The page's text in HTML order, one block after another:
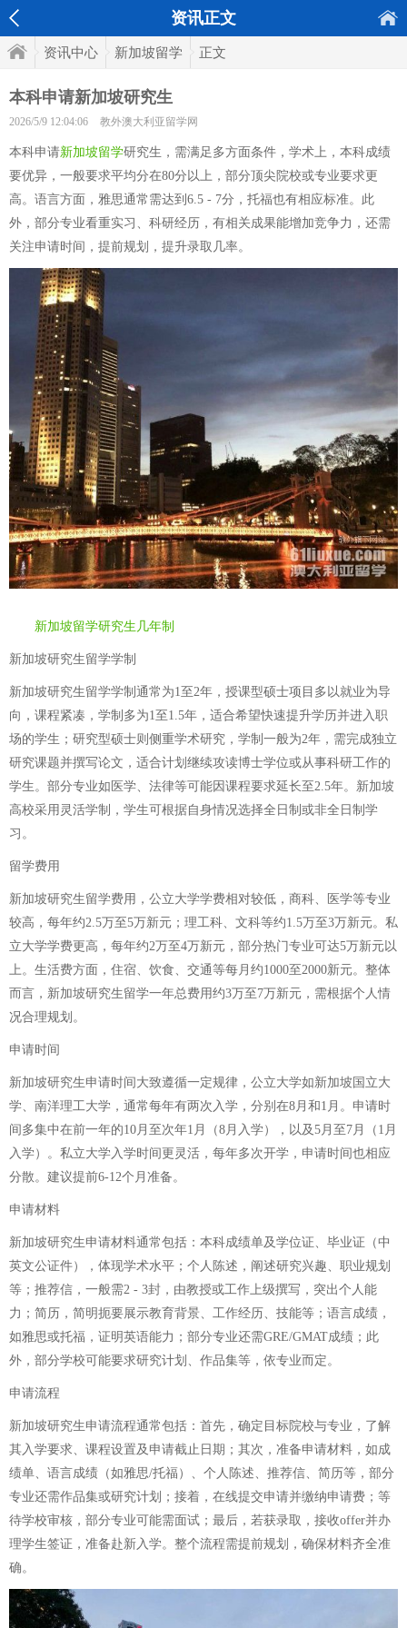
资讯正文
资讯中心 新加坡留学 正文
本科申请新加坡研究生
2026/5/9 12:04:06 教外澳大利亚留学网
本科申请新加坡留学研究生，需满足多方面条件，学术上，本科成绩
要优异，一般要求平均分在80分以上，部分顶尖院校或专业要求更
高。语言方面，雅思通常需达到6.5 - 7分，托福也有相应标准。此
外，部分专业看重实习、科研经历，有相关成果能增加竞争力，还需
关注申请时间，提前规划，提升录取几率。
新加坡留学研究生几年制
新加坡研究生留学学制
新加坡研究生留学学制通常为1至2年，授课型硕士项目多以就业为导
向，课程紧凑，学制多为1至1.5年，适合希望快速提升学历并进入职
场的学生；研究型硕士则侧重学术研究，学制一般为2年，需完成独立
研究课题并撰写论文，适合计划继续攻读博士学位或从事科研工作的
学生。部分专业如医学、法律等可能因课程要求延长至2.5年。新加坡
高校采用灵活学制，学生可根据自身情况选择全日制或非全日制学
习。
留学费用
新加坡研究生留学费用，公立大学学费相对较低，商科、医学等专业
较高，每年约2.5万至5万新元；理工科、文科等约1.5万至3万新元。私
立大学学费更高，每年约2万至4万新元，部分热门专业可达5万新元以
上。生活费方面，住宿、饮食、交通等每月约1000至2000新元。整体
而言，新加坡研究生留学一年总费用约3万至7万新元，需根据个人情
况合理规划。
申请时间
新加坡研究生申请时间大致遵循一定规律，公立大学如新加坡国立大
学、南洋理工大学，通常每年有两次入学，分别在8月和1月。申请时
间多集中在前一年的10月至次年1月（8月入学），以及5月至7月（1月
入学）。私立大学入学时间更灵活，每年多次开学，申请时间也相应
分散。建议提前6-12个月准备。
申请材料
新加坡研究生申请材料通常包括：本科成绩单及学位证、毕业证（中
英文公证件），体现学术水平；个人陈述，阐述研究兴趣、职业规划
等；推荐信，一般需2 - 3封，由教授或工作上级撰写，突出个人能
力；简历，简明扼要展示教育背景、工作经历、技能等；语言成绩，
如雅思或托福，证明英语能力；部分专业还需GRE/GMAT成绩；此
外，部分学校可能要求研究计划、作品集等，依专业而定。
申请流程
新加坡研究生申请流程通常包括：首先，确定目标院校与专业，了解
其入学要求、课程设置及申请截止日期；其次，准备申请材料，如成
绩单、语言成绩（如雅思/托福）、个人陈述、推荐信、简历等，部分
专业还需作品集或研究计划；接着，在线提交申请并缴纳申请费；等
待学校审核，部分专业可能需面试；最后，若获录取，接收offer并办
理学生签证，准备赴新入学。整个流程需提前规划，确保材料齐全准
确。